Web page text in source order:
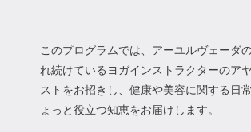
このプログラムでは、アーユルヴェーダ
れ続けているヨガインストラクターのア
ストをお招きし、健康や美容に関する日
ょっと役立つ知恵をお届けします。